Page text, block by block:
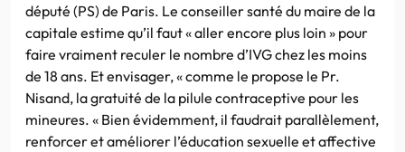
député (PS) de Paris. Le conseiller santé du maire de la
capitale estime qu’il faut « aller encore plus loin » pour
faire vraiment reculer le nombre d’IVG chez les moins
de 18 ans. Et envisager, « comme le propose le Pr.
Nisand, la gratuité de la pilule contraceptive pour les
mineures. « Bien évidemment, il faudrait parallèlement,
renforcer et améliorer l’éducation sexuelle et affective